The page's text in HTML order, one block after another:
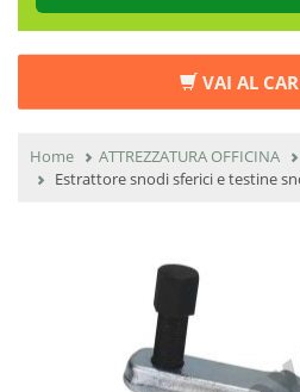
VAI AL
Home ATTREZZATURA OFFICINA
Estrattore snodi sferici e testine